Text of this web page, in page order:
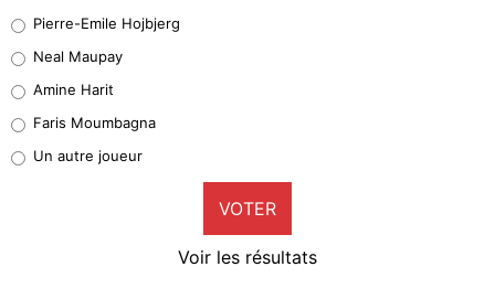
5%
1%
9%
Pierre-Emile Hojbjerg
Neal Maupay
Amine Harit
Faris Moumbagna
Un autre joueur
VOTER
Voir les résultats